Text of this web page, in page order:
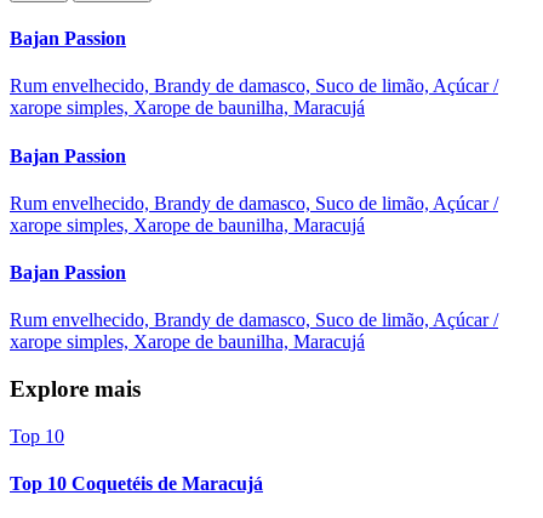
Bajan Passion
Rum envelhecido, Brandy de damasco, Suco de limão, Açúcar /
xarope simples, Xarope de baunilha, Maracujá
Bajan Passion
Rum envelhecido, Brandy de damasco, Suco de limão, Açúcar /
xarope simples, Xarope de baunilha, Maracujá
Bajan Passion
Rum envelhecido, Brandy de damasco, Suco de limão, Açúcar /
xarope simples, Xarope de baunilha, Maracujá
Explore mais
Top 10
Top 10 Coquetéis de Maracujá